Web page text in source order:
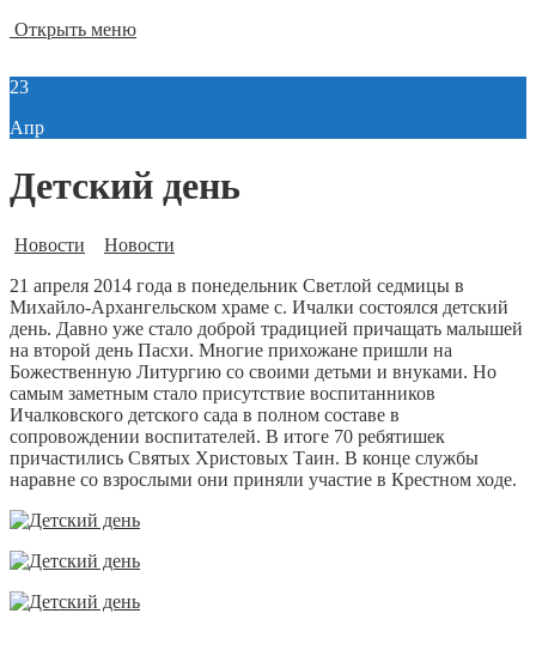
Открыть меню
23
Апр
Детский день
Новости
Новости
21 апреля 2014 года в понедельник Светлой седмицы в
Михайло-Архангельском храме с. Ичалки состоялся детский
день. Давно уже стало доброй традицией причащать малышей
на второй день Пасхи. Многие прихожане пришли на
Божественную Литургию со своими детьми и внуками. Но
самым заметным стало присутствие воспитанников
Ичалковского детского сада в полном составе в
сопровождении воспитателей. В итоге 70 ребятишек
причастились Святых Христовых Таин. В конце службы
наравне со взрослыми они приняли участие в Крестном ходе.